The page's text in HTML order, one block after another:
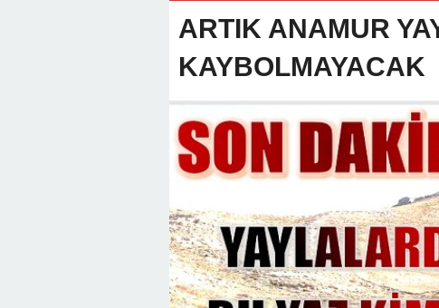
ARTIK ANAMUR
KAYBOLMAYACAK